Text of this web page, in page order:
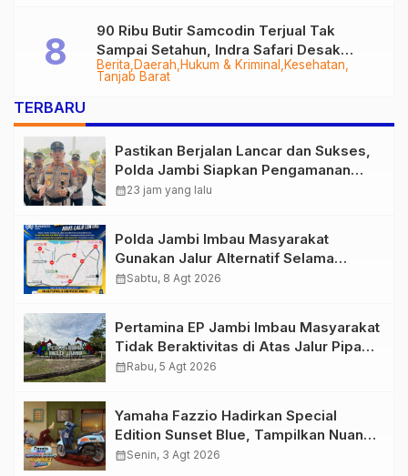
Berita Daerah Hukum & Kriminal
Kesehatan
Tanjab Barat
90 Ribu Butir Samcodin Terjual Tak
Sampai Setahun, Indra Safari Desak
Audit Menyeluruh
TERBARU
Pastikan Berjalan Lancar dan Sukses,
Polda Jambi Siapkan Pengamanan
Berlapis untuk 8.750 Pelari, 1.848
calendar_month23 jam yang lalu
Polda Jambi Imbau Masyarakat
Gunakan Jalur Alternatif Selama
Pelaksanaan Presisi Merdeka Run
calendar_monthSabtu, 8 Agt 2026
Pertamina EP Jambi Imbau Masyarakat
Tidak Beraktivitas di Atas Jalur Pipa
Migas Demi Keselamatan Bersama
calendar_monthRabu, 5 Agt 2026
Yamaha Fazzio Hadirkan Special
Edition Sunset Blue, Tampilkan Nuansa
Retro Summer yang Semakin Skena
calendar_monthSenin, 3 Agt 2026